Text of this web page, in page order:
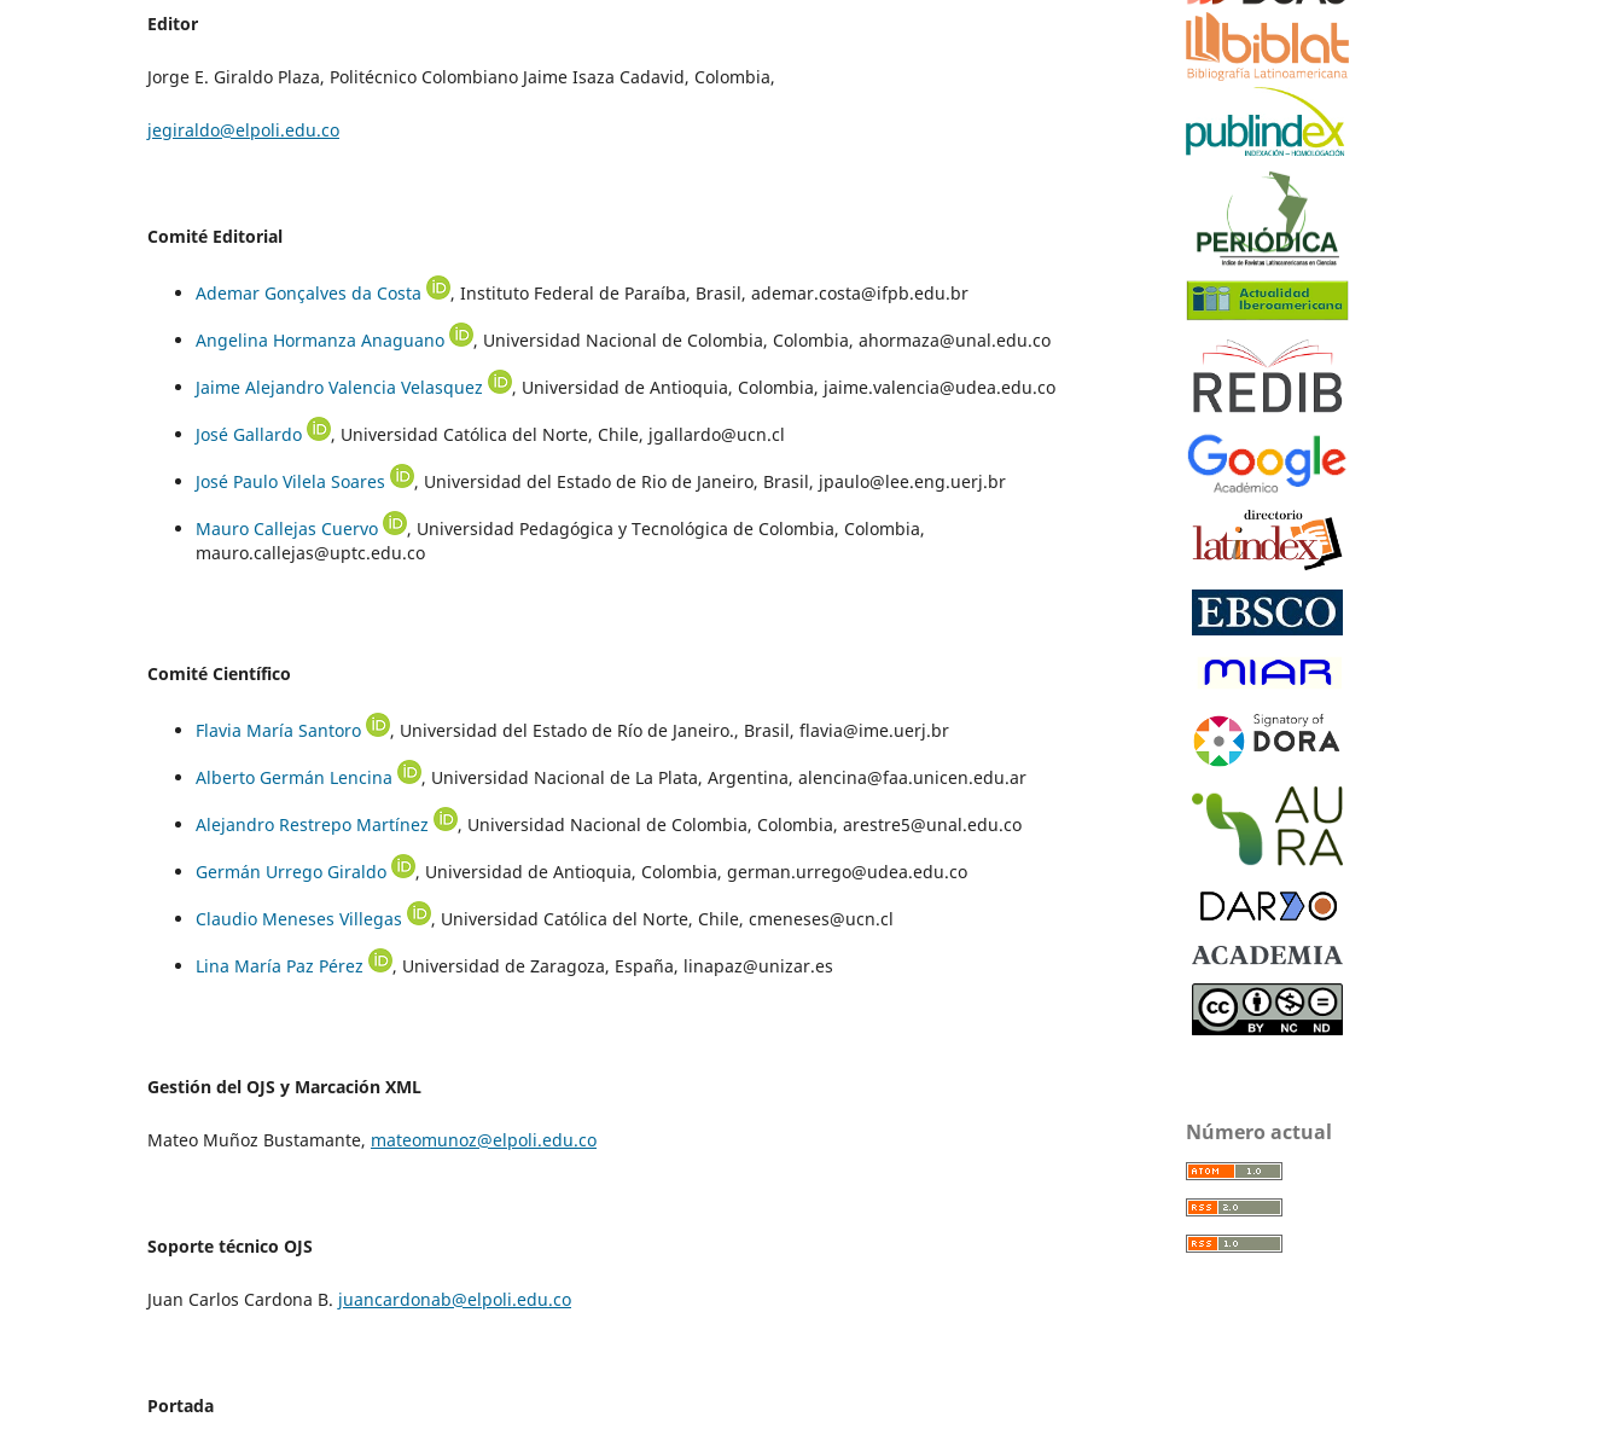
Editor
Jorge E. Giraldo Plaza, Politécnico Colombiano Jaime Isaza Cadavid, Colombia,
jegiraldo@elpoli.edu.co
Comité Editorial
Ademar Gonçalves da Costa , Instituto Federal de Paraíba, Brasil, ademar.costa@ifpb.edu.br
Angelina Hormanza Anaguano , Universidad Nacional de Colombia, Colombia, ahormaza@unal.edu.co
Jaime Alejandro Valencia Velasquez , Universidad de Antioquia, Colombia, jaime.valencia@udea.edu.co
José Gallardo , Universidad Católica del Norte, Chile, jgallardo@ucn.cl
José Paulo Vilela Soares , Universidad del Estado de Rio de Janeiro, Brasil, jpaulo@lee.eng.uerj.br
Mauro Callejas Cuervo
, Universidad Pedagógica y Tecnológica de Colombia, Colombia,
mauro.callejas@uptc.edu.co
Comité Científico
Flavia María Santoro , Universidad del Estado de Río de Janeiro., Brasil, flavia@ime.uerj.br
Alberto Germán Lencina , Universidad Nacional de La Plata, Argentina, alencina@faa.unicen.edu.ar
Alejandro Restrepo Martínez , Universidad Nacional de Colombia, Colombia, arestre5@unal.edu.co
Germán Urrego Giraldo , Universidad de Antioquia, Colombia, german.urrego@udea.edu.co
Claudio Meneses Villegas , Universidad Católica del Norte, Chile, cmeneses@ucn.cl
Lina María Paz Pérez , Universidad de Zaragoza, España, linapaz@unizar.es
Gestión del OJS y Marcación XML
Mateo Muñoz Bustamante, mateomunoz@elpoli.edu.co
Soporte técnico OJS
Juan Carlos Cardona B. juancardonab@elpoli.edu.co
Portada
Número actual